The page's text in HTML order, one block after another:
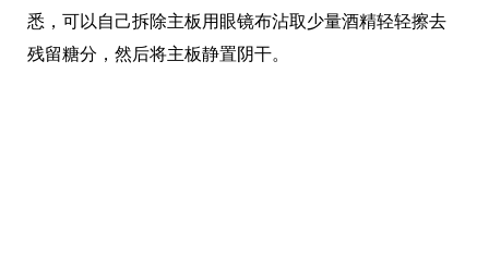
悉，可以自己拆除主板用眼镜布沾取少量酒精轻轻擦去
残留糖分，然后将主板静置阴干。